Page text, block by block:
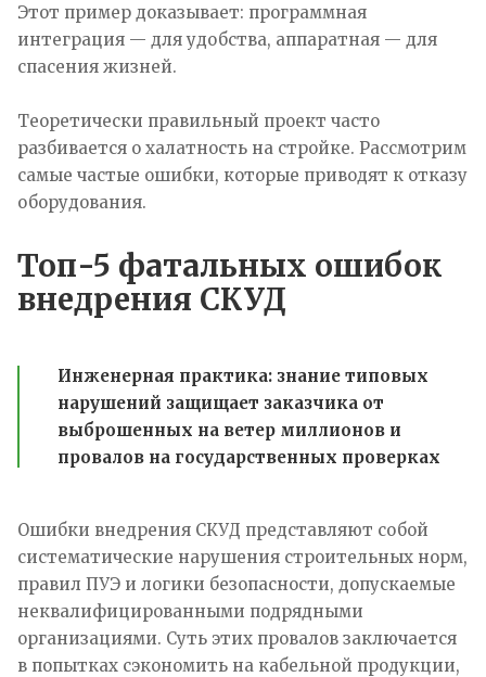
Этот пример доказывает: программная
интеграция — для удобства, аппаратная — для
спасения жизней.
Теоретически правильный проект часто
разбивается о халатность на стройке. Рассмотрим
самые частые ошибки, которые приводят к отказу
оборудования.
Топ-5 фатальных ошибок
внедрения СКУД
Инженерная практика: знание типовых
нарушений защищает заказчика от
выброшенных на ветер миллионов и
провалов на государственных проверках
Ошибки внедрения СКУД представляют собой
систематические нарушения строительных норм,
правил ПУЭ и логики безопасности, допускаемые
неквалифицированными подрядными
организациями. Суть этих провалов заключается
в попытках сэкономить на кабельной продукции,